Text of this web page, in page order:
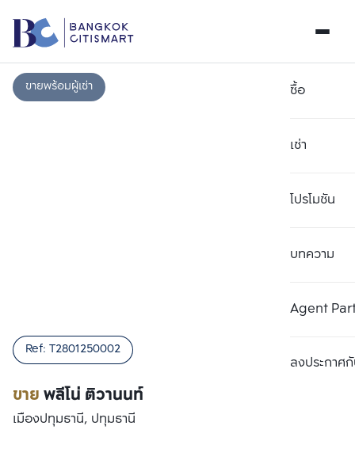
ซื้อ
เช่า
โปรโมชัน
บทความ
Agent
ลงประกาศกั
ขายพร้อมผู้เช่า
ขายพลีโน่ ติวานนท์
Ref: T2801250002
เมืองปทุมธานี, ปทุมธานี
เปรียบเทียบ